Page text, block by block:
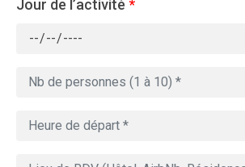
Jour de l’activité *